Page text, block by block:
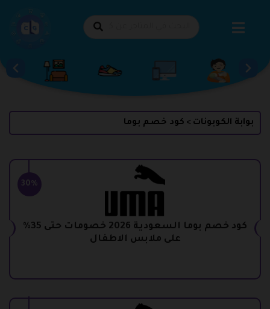
بوابة الكوبونات > كود خصم بوما
30%
كود خصم بوما السعودية 2026 خصومات حتى 35%
على ملابس الاطفال